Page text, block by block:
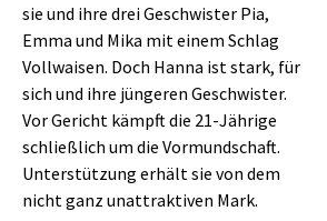
sie und ihre drei Geschwister Pia,
Emma und Mika mit einem Schlag
Vollwaisen. Doch Hanna ist stark, für
sich und ihre jüngeren Geschwister.
Vor Gericht kämpft die 21-Jährige
schließlich um die Vormundschaft.
Unterstützung erhält sie von dem
nicht ganz unattraktiven Mark.